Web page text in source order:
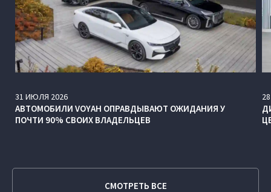
31 ИЮЛЯ 2026
АВТОМОБИЛИ VOYAH ОПРАВДЫВАЮТ ОЖИДАНИЯ У
ПОЧТИ 90% СВОИХ ВЛАДЕЛЬЦЕВ
28
СМОТРЕТЬ ВСЕ